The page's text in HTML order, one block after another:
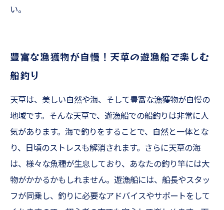
い。
豊富な漁獲物が自慢！天草の遊漁船で楽しむ
船釣り
天草は、美しい自然や海、そして豊富な漁獲物が自慢の
地域です。そんな天草で、遊漁船での船釣りは非常に人
気があります。海で釣りをすることで、自然と一体とな
り、日頃のストレスも解消されます。さらに天草の海
は、様々な魚種が生息しており、あなたの釣り竿には大
物がかかるかもしれません。遊漁船には、船長やスタッ
フが同乗し、釣りに必要なアドバイスやサポートをして